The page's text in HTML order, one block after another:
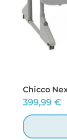
Chicco
399,99 €